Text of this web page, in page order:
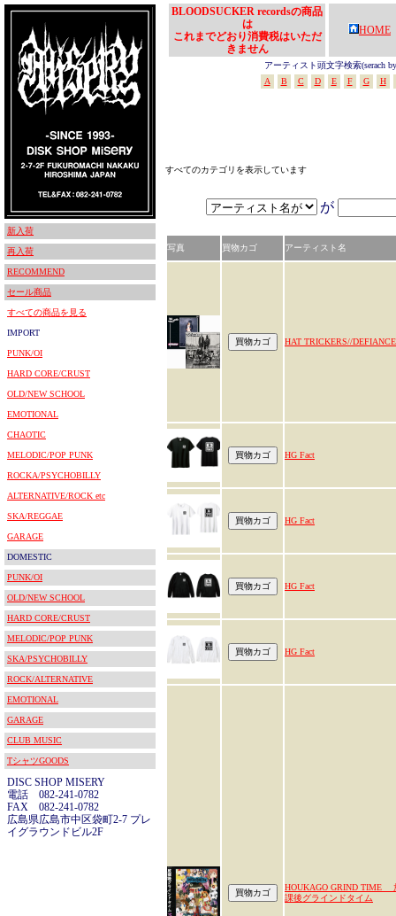
新入荷
再入荷
RECOMMEND
セール商品
すべての商品を見る
IMPORT
PUNK/OI
HARD CORE/CRUST
OLD/NEW SCHOOL
EMOTIONAL
CHAOTIC
MELODIC/POP PUNK
ROCKA/PSYCHOBILLY
ALTERNATIVE/ROCK etc
SKA/REGGAE
GARAGE
DOMESTIC
PUNK/OI
OLD/NEW SCHOOL
HARD CORE/CRUST
MELODIC/POP PUNK
SKA/PSYCHOBILLY
ROCK/ALTERNATIVE
EMOTIONAL
GARAGE
CLUB MUSIC
TシャツGOODS
DISC SHOP MISERY
電話 082-241-0782
FAX 082-241-0782
広島県広島市中区袋町2-7 プレ
イグラウンドビル2F
BLOODSUCKER recordsの商品
は
これまでどおり消費税はいただ
きません
HOME
アーティスト頭文字検索(serach
A
B C D E F G H
すべてのカテゴリを表示しています
が
写真 買物カゴ アーティスト名
HAT TRICKERS//DEFIANCE
HG Fact
HG Fact
HG Fact
HG Fact
HOUKAGO GRIND TIME
課後グラインドタイム